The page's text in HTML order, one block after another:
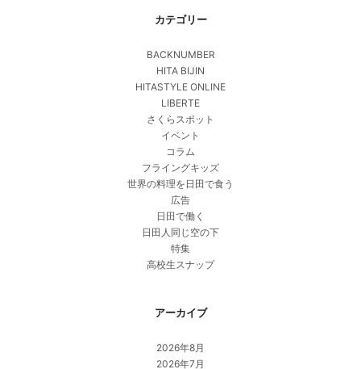
カテゴリー
BACKNUMBER
HITA BIJIN
HITASTYLE ONLINE
LIBERTE
さくらスポット
イベント
コラム
フライングキッズ
世界の料理を日田で食う
広告
日田で働く
日田人同じ空の下
特集
高校生スナップ
アーカイブ
2026年8月
2026年7月